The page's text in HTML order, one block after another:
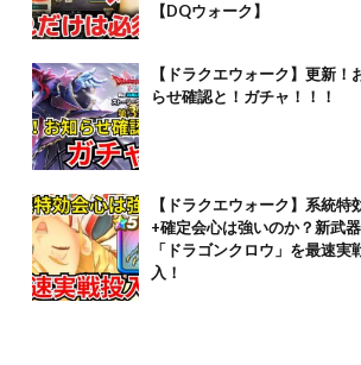
【DQウォーク】
【ドラクエウォーク】更新！
らせ確認と！ガチャ！！！
【ドラクエウォーク】系統特
+確定会心は強いのか？新武器
「ドラゴンクロウ」を最速実
入！